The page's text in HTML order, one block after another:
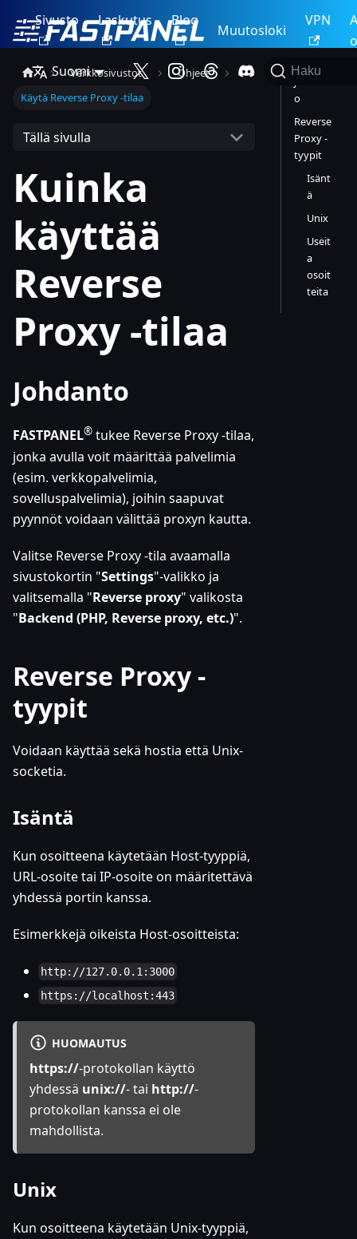
Sivusto Laskutus Blog
Muutosloki
VPN
Suomi
Haku
Verkkosivustot
Ohjeet
Käytä Reverse Proxy -tilaa
Tällä sivulla
Kuinka
käyttää
Reverse
Proxy -tilaa
Johdanto
FASTPANEL® tukee Reverse Proxy -tilaa,
jonka avulla voit määrittää palvelimia
(esim. verkkopalvelimia,
sovelluspalvelimia), joihin saapuvat
pyynnöt voidaan välittää proxyn kautta.
Valitse Reverse Proxy -tila avaamalla
sivustokortin "Settings"-valikko ja
valitsemalla "Reverse proxy" valikosta
"Backend (PHP, Reverse proxy, etc.)".
Reverse Proxy -
tyypit
Voidaan käyttää sekä hostia että Unix-
socketia.
Isäntä
Kun osoitteena käytetään Host-tyyppiä,
URL-osoite tai IP-osoite on määritettävä
yhdessä portin kanssa.
Esimerkkejä oikeista Host-osoitteista:
http://127.0.0.1:3000
https://localhost:443
HUOMAUTUS
https://-protokollan käyttö
yhdessä unix://- tai http://-
protokollan kanssa ei ole
mahdollista.
Unix
Kun osoitteena käytetään Unix-tyyppiä,
o
Reverse
Proxy -
tyypit
Isänt
ä
Unix
Useit
a
osoit
teita